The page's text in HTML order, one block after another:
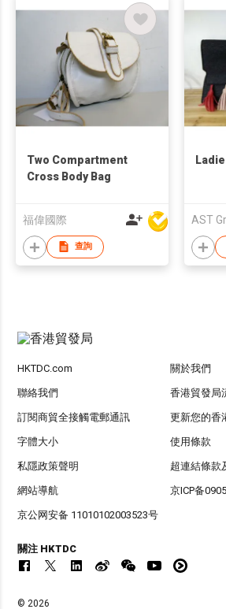
Two Compartment
Cross Body Bag
福偉國際
查詢
AST
HKTDC.com 關於我們
聯絡我們 香港貿發局
訂閱商貿全接觸電郵通訊 更新您的香
字體大小 使用條款
私隱政策聲明 超連結條款
網站導航 京ICP备
京公网安备 11010102003523号
關注 HKTDC
© 2026